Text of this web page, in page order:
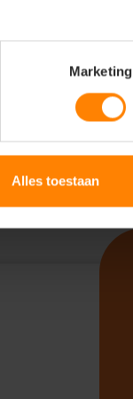
Marketing
Alles toestaan